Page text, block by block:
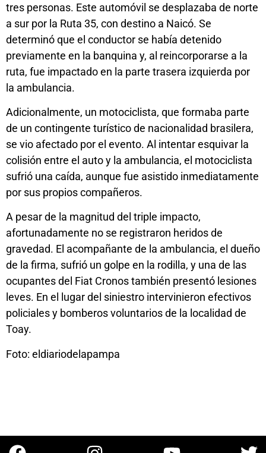
tres personas. Este automóvil se desplazaba de norte
a sur por la Ruta 35, con destino a Naicó. Se
determinó que el conductor se había detenido
previamente en la banquina y, al reincorporarse a la
ruta, fue impactado en la parte trasera izquierda por
la ambulancia.
Adicionalmente, un motociclista, que formaba parte
de un contingente turístico de nacionalidad brasilera,
se vio afectado por el evento. Al intentar esquivar la
colisión entre el auto y la ambulancia, el motociclista
sufrió una caída, aunque fue asistido inmediatamente
por sus propios compañeros.
A pesar de la magnitud del triple impacto,
afortunadamente no se registraron heridos de
gravedad. El acompañante de la ambulancia, el dueño
de la firma, sufrió un golpe en la rodilla, y una de las
ocupantes del Fiat Cronos también presentó lesiones
leves. En el lugar del siniestro intervinieron efectivos
policiales y bomberos voluntarios de la localidad de
Toay.
Foto: eldiariodelapampa